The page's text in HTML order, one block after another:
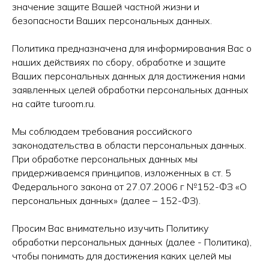
значение защите Вашей частной жизни и
безопасности Ваших персональных данных.
Политика предназначена для информирования Вас о
наших действиях по сбору, обработке и защите
Ваших персональных данных для достижения нами
заявленных целей обработки персональных данных
на сайте turoom.ru.
Мы соблюдаем требования российского
законодательства в области персональных данных.
При обработке персональных данных мы
придерживаемся принципов, изложенных в ст. 5
Федерального закона от 27.07.2006 г №152-ФЗ «О
персональных данных» (далее – 152-ФЗ).
Просим Вас внимательно изучить Политику
обработки персональных данных (далее - Политика),
чтобы понимать для достижения каких целей мы